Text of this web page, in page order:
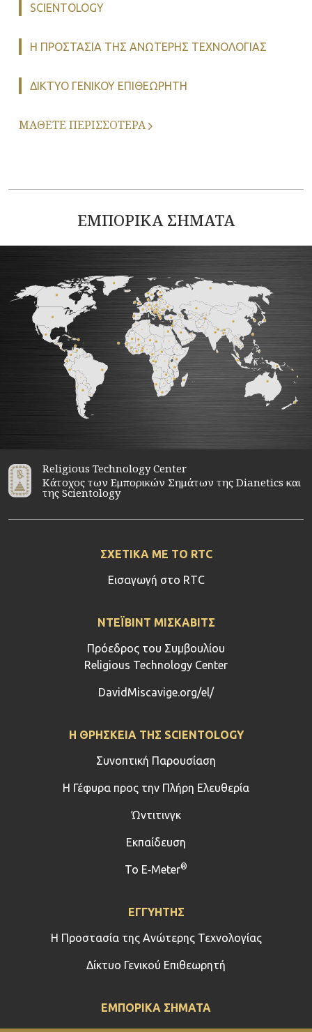
SCIENTOLOGY
Η ΠΡΟΣΤΑΣΙΑ ΤΗΣ ΑΝΩΤΕΡΗΣ ΤΕΧΝΟΛΟΓΙΑΣ
ΔΙΚΤΥΟ ΓΕΝΙΚΟΥ ΕΠΙΘΕΩΡΗΤΗ
ΜΑΘΕΤΕ ΠΕΡΙΣΣΟΤΕΡΑ
ΕΜΠΟΡΙΚΑ ΣΗΜΑΤΑ
Religious Technology Center
Κάτοχος των Εμπορικών Σημάτων της Dianetics και
της Scientology
ΣΧΕΤΙΚΑ ΜΕ ΤΟ RTC
Εισαγωγή στο RTC
ΝΤΕΪΒΙΝΤ ΜΙΣΚΑΒΙΤΣ
Πρόεδρος του Συμβουλίου
Religious Technology Center
DavidMiscavige.org/el/
Η ΘΡΗΣΚΕΙΑ ΤΗΣ SCIENTOLOGY
Συνοπτική Παρουσίαση
Η Γέφυρα προς την Πλήρη Ελευθερία
Ώντιτινγκ
Εκπαίδευση
Το E‑Meter®
ΕΓΓΥΗΤΗΣ
Η Προστασία της Ανώτερης Τεχνολογίας
Δίκτυο Γενικού Επιθεωρητή
ΕΜΠΟΡΙΚΑ ΣΗΜΑΤΑ